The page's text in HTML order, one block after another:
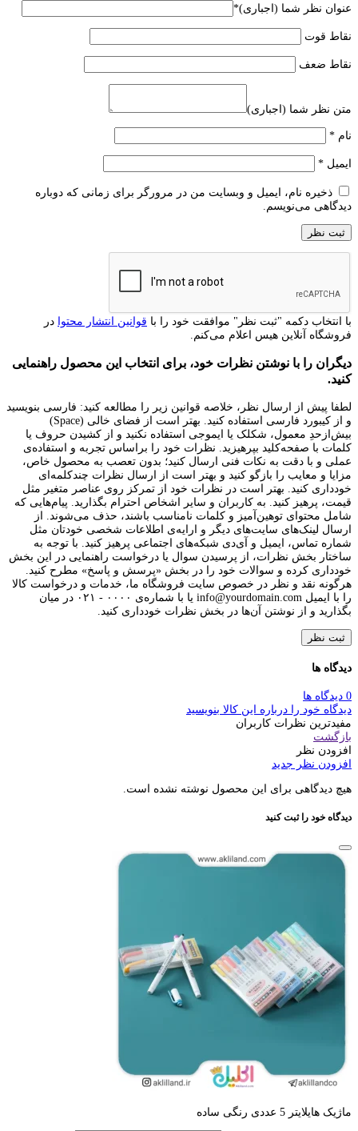
عنوان نظر شما (اجباری)*
نقاط قوت
نقاط ضعف
متن نظر شما (اجباری)
نام *
ایمیل *
ذخیره نام، ایمیل و وبسایت من در مرورگر برای زمانی که دوباره
دیدگاهی می‌نویسم.
با انتخاب دکمه "ثبت نظر" موافقت خود را با قوانین انتشار محتوا در
فروشگاه آنلاین هیس اعلام می‌کنم.
دیگران را با نوشتن نظرات خود، برای انتخاب این محصول راهنمایی
کنید.
لطفا پیش از ارسال نظر، خلاصه قوانین زیر را مطالعه کنید: فارسی بنویسید
و از کیبورد فارسی استفاده کنید. بهتر است از فضای خالی (Space)
بیش‌از‌حدِ معمول، شکلک یا ایموجی استفاده نکنید و از کشیدن حروف یا
کلمات با صفحه‌کلید بپرهیزید. نظرات خود را براساس تجربه و استفاده‌ی
عملی و با دقت به نکات فنی ارسال کنید؛ بدون تعصب به محصول خاص،
مزایا و معایب را بازگو کنید و بهتر است از ارسال نظرات چندکلمه‌‌ای
خودداری کنید. بهتر است در نظرات خود از تمرکز روی عناصر متغیر مثل
قیمت، پرهیز کنید. به کاربران و سایر اشخاص احترام بگذارید. پیام‌هایی که
شامل محتوای توهین‌آمیز و کلمات نامناسب باشند، حذف می‌شوند. از
ارسال لینک‌های سایت‌های دیگر و ارایه‌ی اطلاعات شخصی خودتان مثل
شماره تماس، ایمیل و آی‌دی شبکه‌های اجتماعی پرهیز کنید. با توجه به
ساختار بخش نظرات، از پرسیدن سوال یا درخواست راهنمایی در این بخش
خودداری کرده و سوالات خود را در بخش «پرسش و پاسخ» مطرح کنید.
هرگونه نقد و نظر در خصوص سایت فروشگاه ما، خدمات و درخواست کالا
را با ایمیل info@yourdomain.com یا با شماره‌ی ۰۰۰۰ - ۰۲۱ در میان
بگذارید و از نوشتن آن‌ها در بخش نظرات خودداری کنید.
ثبت نظر
دیدگاه ها
0 دیدگاه ها
دیدگاه خود را درباره این کالا بنویسید
مفیدترین نظرات کاربران
بازگشت
افزودن نظر
افزودن نظر جدید
هیچ دیدگاهی برای این محصول نوشته نشده است.
دیدگاه خود را ثبت کنید
ماژیک هایلایتر 5 عددی رنگی ساده